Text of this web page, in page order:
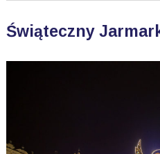
Świąteczny